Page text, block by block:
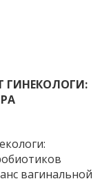
создан на
ГИНЕКОЛОГИ:
вагинальной